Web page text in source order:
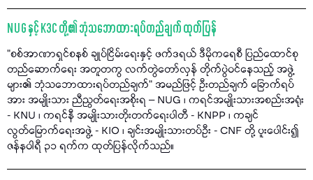
NUG နှင့် K3C တို့၏ ဘုံသဘောထားရပ်တည်ချက် ထုတ်ပြန်
"စစ်အာဏာရှင်စနစ် ချုပ်ငြိမ်းရေးနှင့် ဖက်ဒရယ် ဒီမိုကရေစီ ပြည်ထောင်စု
တည်ဆောက်ရေး အတူတကွ လက်တွဲတော်လှန် တိုက်ပွဲဝင်နေသည့် အဖွဲ့
များ၏ ဘုံသဘောထားရပ်တည်ချက်" အမည်ဖြင့် ဦးတည်ချက် ခြောက်ရပ်
အား အမျိုးသား ညီညွတ်ရေးအစိုးရ – NUG ၊ ကရင်အမျိုးသားအစည်းအရုံး
- KNU ၊ ကရင်နီ အမျိုးသားတိုးတက်ရေးပါတီ - KNPP ၊ ကချင်
လွတ်မြောက်ရေးအဖွဲ့ - KIO ၊ ချင်းအမျိုးသားတပ်ဦး - CNF တို့ ပူးပေါင်း၍
ဇန်နဝါရီ ၃၁ ရက်က ထုတ်ပြန်လိုက်သည်။